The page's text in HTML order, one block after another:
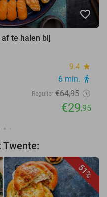
favorite_border
te halen bij
9.4 star
6 min. directions_walk
Regulier €64,95
€29,95
Twente:
51%